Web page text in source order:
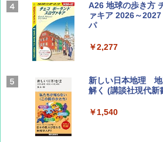
ディズニーファン
誌] (ＤＩＳＮＥＹ
山と溪谷 2026年8
A26 地球の歩き方
ァキア 2026～
パ
￥2,277
新しい日本地理 地
解く (講談社現代新
￥1,540